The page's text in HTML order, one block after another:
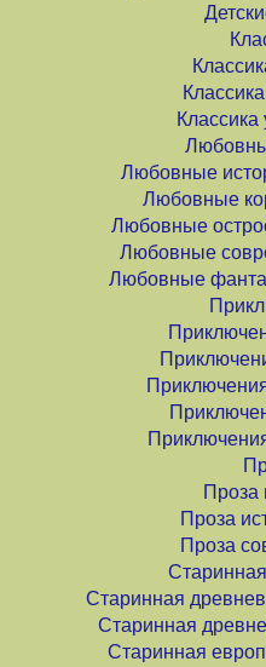
Классика
Любовные
Любовные
Любовные
Любовные
Любовные
Проза
Проза
Проза
Старинная
Старинная
Старинная